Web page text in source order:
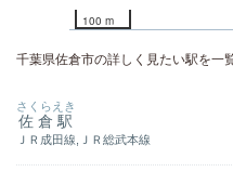
100 m
千葉県佐倉市の詳しく見たい駅を一
佐倉駅
さくらえき
ＪＲ成田線,ＪＲ総武本線